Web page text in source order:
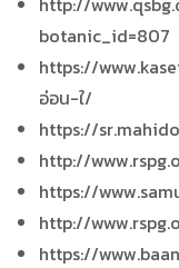
botanic_id=807
https://
อ่อน-ใ/
https://
http://
https://
http://
https://